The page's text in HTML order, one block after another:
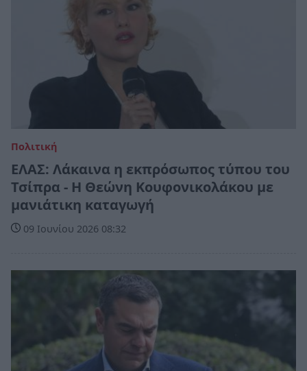
Πολιτική
ΕΛΑΣ: Λάκαινα η εκπρόσωπος τύπου του
Τσίπρα - Η Θεώνη Κουφονικολάκου με
μανιάτικη καταγωγή
09 Ιουνίου 2026 08:32